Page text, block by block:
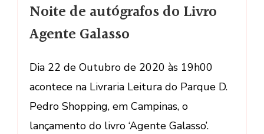
de
do
Agente
Galasso
Noite de autógrafos do Livro
Agente Galasso
Dia 22 de Outubro de 2020 às 19h00
acontece na Livraria Leitura do Parque D.
Pedro Shopping, em Campinas, o
lançamento do livro ‘Agente Galasso’.